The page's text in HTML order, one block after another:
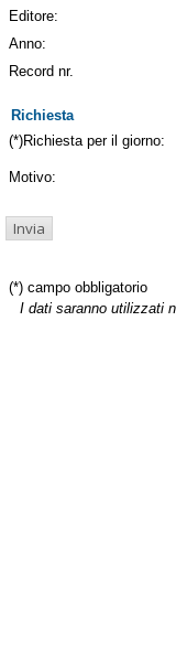
Editore:
Anno:
Record nr.
Richiesta
(*)Richiesta per il giorno:
Motivo:
(*) campo obbligatorio
I dati saranno utilizzati